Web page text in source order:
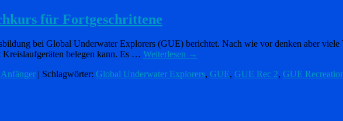
für Fortgeschrittene
bei Global Underwater Explorers (GUE) berichtet. Nach wie vor denken aber
Kreislaufgeräten belegen kann. Es … Weiterlesen →
| Schlagwörter: Global Underwater Explorers, GUE, GUE Rec 2, GUE